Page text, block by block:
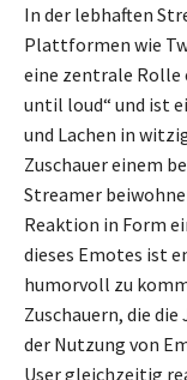
In der lebhaften
Plattformen wie
eine zentrale Rolle
until loud“ und ist
und Lachen in
Zuschauer einem
Streamer
Reaktion in Form
dieses Emotes ist
humorvoll zu
Zuschauern, die
der Nutzung von
User gleichzeitig